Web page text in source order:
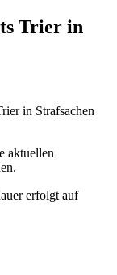
Trier in
in Strafsachen
aktuellen
erfolgt auf